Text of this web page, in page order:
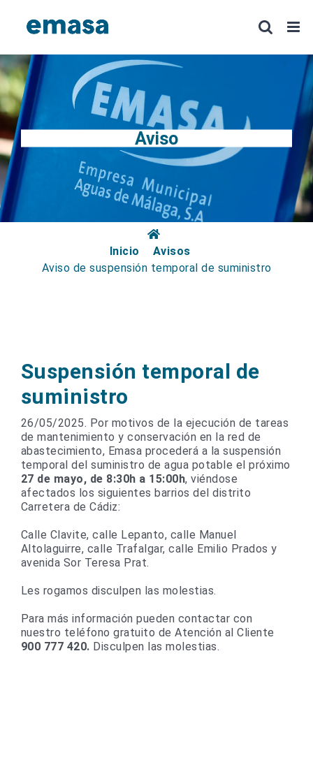
Aviso
Inicio
Avisos
Aviso de suspensión temporal de suministro
Suspensión temporal de
suministro
26/05/2025. Por motivos de la ejecución de tareas
de mantenimiento y conservación en la red de
abastecimiento, Emasa procederá a la suspensión
temporal del suministro de agua potable el próximo
27 de mayo, de 8:30h a 15:00h, viéndose
afectados los siguientes barrios del distrito
Carretera de Cádiz:
Calle Clavite, calle Lepanto, calle Manuel
Altolaguirre, calle Trafalgar, calle Emilio Prados y
avenida Sor Teresa Prat.
Les rogamos disculpen las molestias.
Para más información pueden contactar con
nuestro teléfono gratuito de Atención al Cliente
900 777 420. Disculpen las molestias.